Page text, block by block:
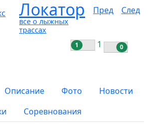
Локатор
все о лыжных
трассах
Пред След
1 1 0
Описание Фото
Новости
Соревнования